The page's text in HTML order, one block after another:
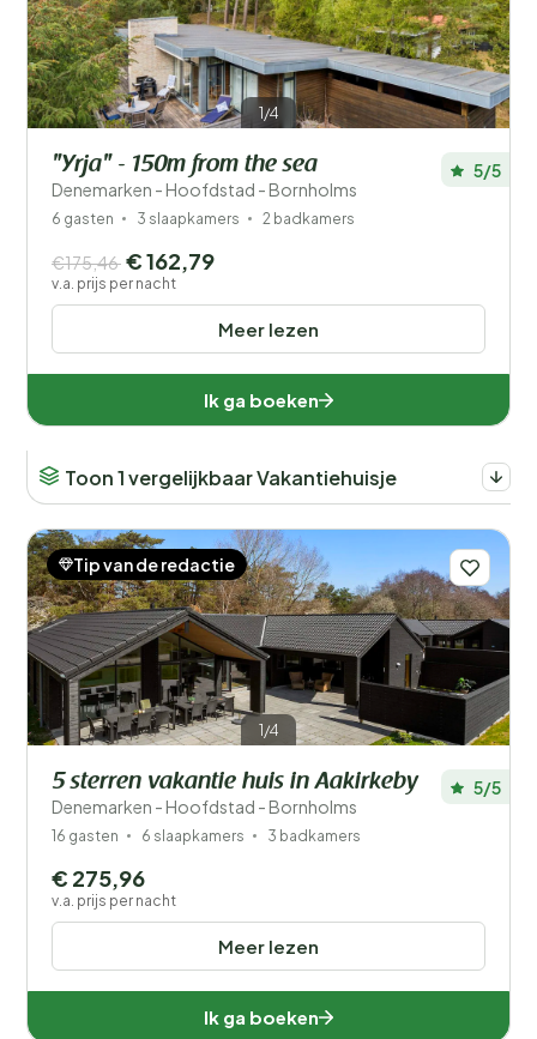
1/4
"Yrja" - 150m from the sea
Denemarken - Hoofdstad - Bornholms
5/5
6 gasten 3 slaapkamers 2 badkamers
Meer lezen
€175,46 € 162,79
v.a. prijs per nacht
Ik ga boeken
Toon 1 vergelijkbaar Vakantiehuisje
1/4
Tip van de redactie
5 sterren vakantie huis in Aakirkeby
Denemarken - Hoofdstad - Bornholms
5/5
16 gasten 6 slaapkamers 3 badkamers
Meer lezen
€ 275,96
v.a. prijs per nacht
Ik ga boeken